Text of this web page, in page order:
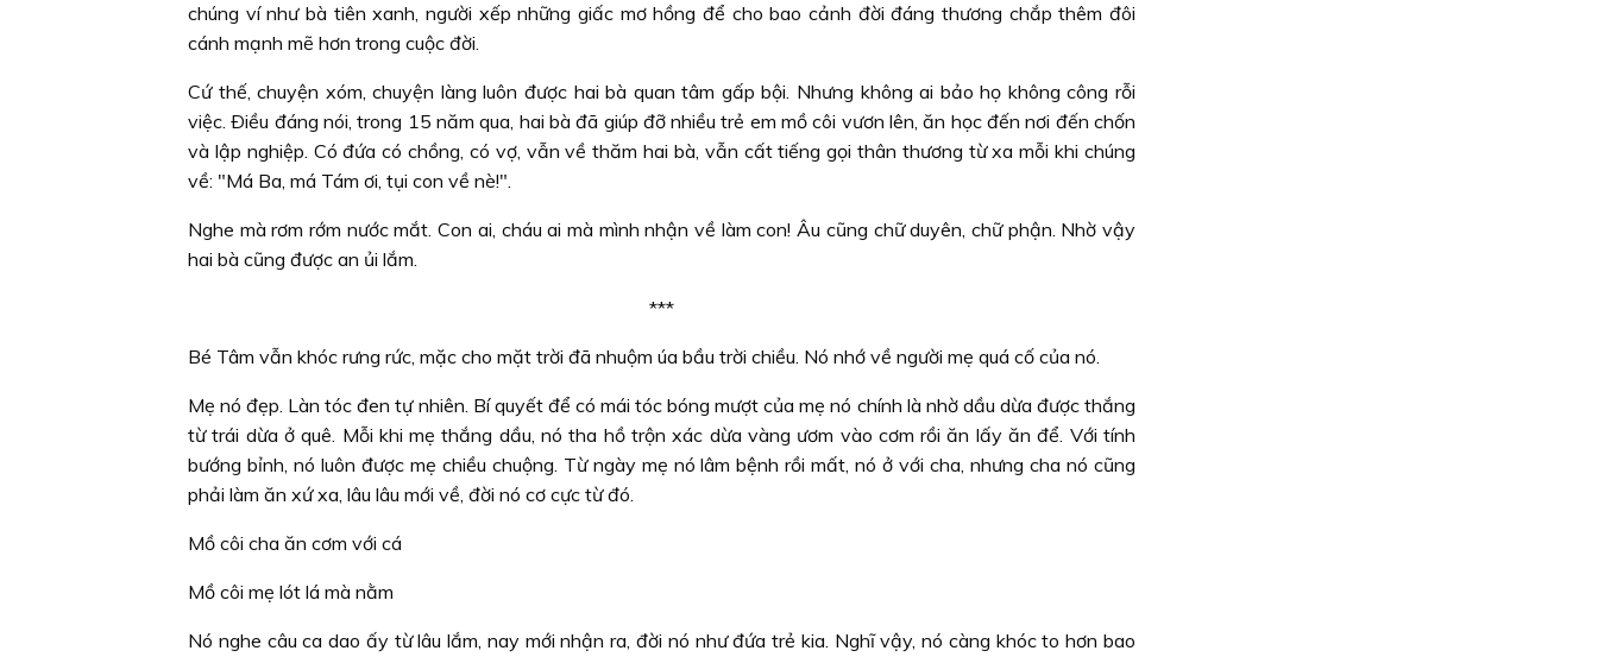
chúng ví như bà tiên xanh, người xếp những giấc mơ hồng để cho bao cảnh đời đáng thương chắp thêm đôi
cánh mạnh mẽ hơn trong cuộc đời.
Cứ thế, chuyện xóm, chuyện làng luôn được hai bà quan tâm gấp bội. Nhưng không ai bảo họ không công rỗi
việc. Ðiều đáng nói, trong 15 năm qua, hai bà đã giúp đỡ nhiều trẻ em mồ côi vươn lên, ăn học đến nơi đến chốn
và lập nghiệp. Có đứa có chồng, có vợ, vẫn về thăm hai bà, vẫn cất tiếng gọi thân thương từ xa mỗi khi chúng
về: "Má Ba, má Tám ơi, tụi con về nè!".
Nghe mà rơm rớm nước mắt. Con ai, cháu ai mà mình nhận về làm con! Âu cũng chữ duyên, chữ phận. Nhờ vậy
hai bà cũng được an ủi lắm.
***
Bé Tâm vẫn khóc rưng rức, mặc cho mặt trời đã nhuộm úa bầu trời chiều. Nó nhớ về người mẹ quá cố của nó.
Mẹ nó đẹp. Làn tóc đen tự nhiên. Bí quyết để có mái tóc bóng mượt của mẹ nó chính là nhờ dầu dừa được thắng
từ trái dừa ở quê. Mỗi khi mẹ thắng dầu, nó tha hồ trộn xác dừa vàng ươm vào cơm rồi ăn lấy ăn để. Với tính
bướng bỉnh, nó luôn được mẹ chiều chuộng. Từ ngày mẹ nó lâm bệnh rồi mất, nó ở với cha, nhưng cha nó cũng
phải làm ăn xứ xa, lâu lâu mới về, đời nó cơ cực từ đó.
Mồ côi cha ăn cơm với cá
Mồ côi mẹ lót lá mà nằm
Nó nghe câu ca dao ấy từ lâu lắm, nay mới nhận ra, đời nó như đứa trẻ kia. Nghĩ vậy, nó càng khóc to hơn bao